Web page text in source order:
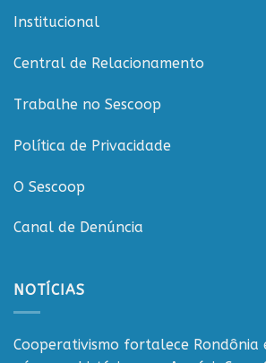
cooperativismo
Institucional
Central de Relacionamento
Trabalhe no Sescoop
Política de Privacidade
O Sescoop
Canal de Denúncia
NOTÍCIAS
Cooperativismo fortalece Rondônia